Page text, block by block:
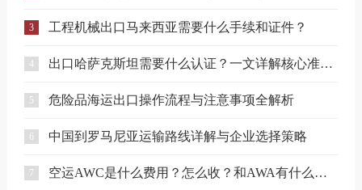
3 工程机械出口马来西亚需要什么手续和证件？
4 出口哈萨克斯坦需要什么认证？一文详解核心准入要求
5 危险品海运出口操作流程与注意事项全解析
6 中国到罗马尼亚运输路线详解与企业选择策略
7 空运AWC是什么费用？怎么收？和AWA有什么区别？